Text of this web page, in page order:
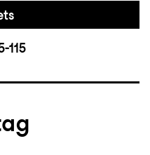
115